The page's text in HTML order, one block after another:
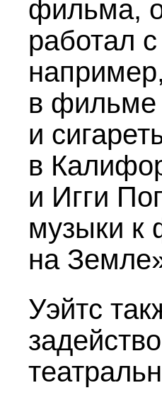
фильма,
работал
в
и
в
и Игги
музыки к
на
Уэйтс